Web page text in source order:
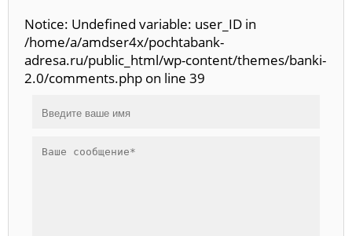
Notice: Undefined variable: user_ID in
/home/a/amdser4x/pochtabank-
adresa.ru/public_html/wp-content/themes/banki-
2.0/comments.php on line 39